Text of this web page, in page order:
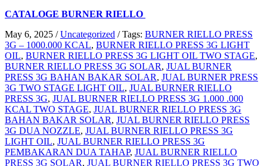
CATALOGE BURNER RIELLO
May 6, 2025 / Uncategorized / Tags: BURNER RIELLO PRESS
3G – 1000.000 KCAL, BURNER RIELLO PRESS 3G LIGHT
OIL, BURNER RIELLO PRESS 3G LIGHT OIL TWO STAGE,
BURNER RIELLO PRESS 3G SOLAR, JUAL BURNER
PRESS 3G BAHAN BAKAR SOLAR, JUAL BURNER PRESS
3G TWO STAGE LIGHT OIL, JUAL BURNER RIELLO
PRESS 3G, JUAL BURNER RIELLO PRESS 3G 1.000 .000
KCAL TWO STAGE, JUAL BURNER RIELLO PRESS 3G
BAHAN BAKAR SOLAR, JUAL BURNER RIELLO PRESS
3G DUA NOZZLE, JUAL BURNER RIELLO PRESS 3G
LIGHT OIL, JUAL BURNER RIELLO PRESS 3G
PEMBAKARAN DUA TAHAP, JUAL BURNER RIELLO
PRESS 3G SOLAR, JUAL BURNER RIELLO PRESS 3G TWO